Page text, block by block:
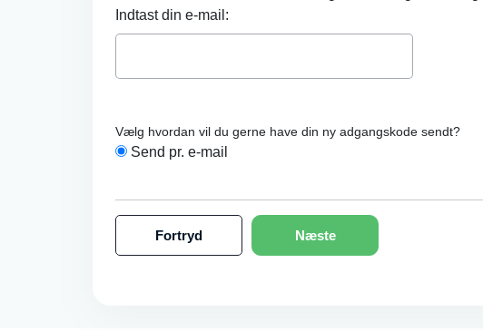
Indtast din e-mail:
Vælg hvordan vil du gerne have din ny adgangskode sendt?
Send pr. e-mail
Fortryd Næste